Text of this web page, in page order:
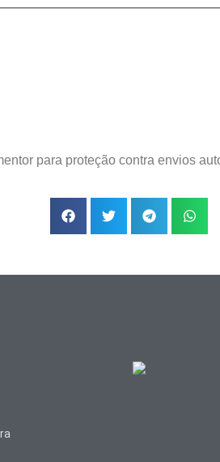
para proteção contra envios